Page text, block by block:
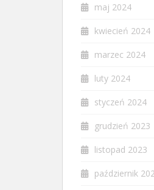
maj 2024
kwiecień 2024
marzec 2024
luty 2024
styczeń 2024
grudzień 2023
listopad 2023
październik